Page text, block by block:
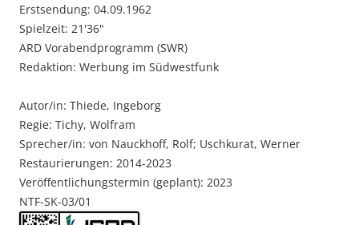
Erstsendung: 04.09.1962
Spielzeit: 21'36"
ARD Vorabendprogramm (SWR)
Redaktion: Werbung im Südwestfunk
Autor/in: Thiede, Ingeborg
Regie: Tichy, Wolfram
Sprecher/in: von Nauckhoff, Rolf; Uschkurat, Werner
Restaurierungen: 2014-2023
Veröffentlichungstermin (geplant): 2023
NTF-SK-03/01